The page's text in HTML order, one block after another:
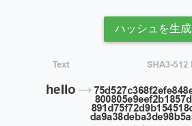
ハッシュを生成